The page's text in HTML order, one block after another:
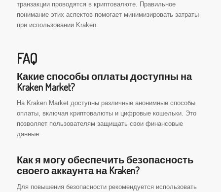
транзакции проводятся в криптовалюте. Правильное
понимание этих аспектов помогает минимизировать затраты
при использовании Kraken.
FAQ
Какие способы оплаты доступны на
Kraken Market?
На Kraken Market доступны различные анонимные способы
оплаты, включая криптовалюты и цифровые кошельки. Это
позволяет пользователям защищать свои финансовые
данные.
Как я могу обеспечить безопасность
своего аккаунта на Kraken?
Для повышения безопасности рекомендуется использовать